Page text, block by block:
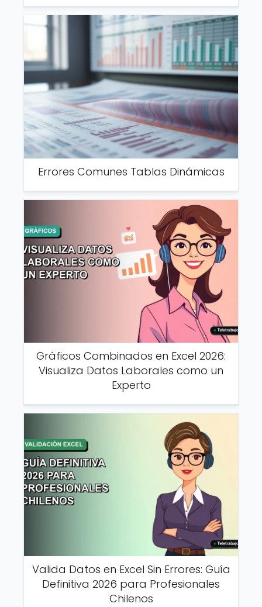
Errores Comunes Tablas Dinámicas
Gráficos Combinados en Excel 2026:
Visualiza Datos Laborales como un
Experto
Valida Datos en Excel Sin Errores: Guía
Definitiva 2026 para Profesionales
Chilenos